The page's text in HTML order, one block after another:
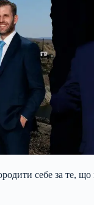
себе за те, що